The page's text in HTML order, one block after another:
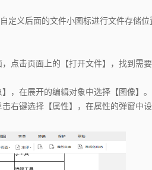
义后面的文件小图标进行文件存储位
击页面上的【打开文件】，找到需
，在展开的编辑对象中选择【图像】｡
键选择【属性】，在属性的弹窗中设